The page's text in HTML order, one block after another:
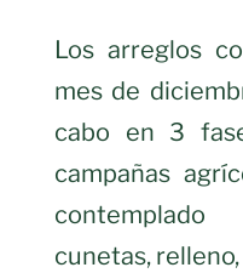
Los arreglos
mes de
cabo en 3
campañas
cunetas,